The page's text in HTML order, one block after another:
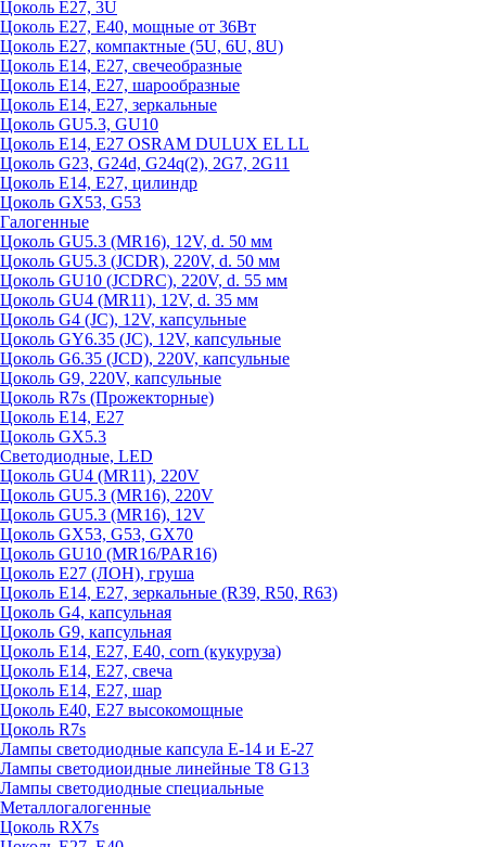
Цоколь Е27, 3U
Цоколь Е27, Е40, мощные от 36Вт
Цоколь Е27, компактные (5U, 6U, 8U)
Цоколь Е14, Е27, свечеобразные
Цоколь Е14, Е27, шарообразные
Цоколь Е14, Е27, зеркальные
Цоколь GU5.3, GU10
Цоколь Е14, Е27 OSRAM DULUX EL LL
Цоколь G23, G24d, G24q(2), 2G7, 2G11
Цоколь Е14, Е27, цилиндр
Цоколь GX53, G53
Галогенные
Цоколь GU5.3 (MR16), 12V, d. 50 мм
Цоколь GU5.3 (JCDR), 220V, d. 50 мм
Цоколь GU10 (JCDRC), 220V, d. 55 мм
Цоколь GU4 (MR11), 12V, d. 35 мм
Цоколь G4 (JC), 12V, капсульные
Цоколь GY6.35 (JC), 12V, капсульные
Цоколь G6.35 (JCD), 220V, капсульные
Цоколь G9, 220V, капсульные
Цоколь R7s (Прожекторные)
Цоколь E14, E27
Цоколь GX5.3
Светодиодные, LED
Цоколь GU4 (MR11), 220V
Цоколь GU5.3 (MR16), 220V
Цоколь GU5.3 (MR16), 12V
Цоколь GX53, G53, GX70
Цоколь GU10 (MR16/PAR16)
Цоколь Е27 (ЛОН), груша
Цоколь Е14, Е27, зеркальные (R39, R50, R63)
Цоколь G4, капсульная
Цоколь G9, капсульная
Цоколь Е14, Е27, Е40, corn (кукуруза)
Цоколь Е14, Е27, свеча
Цоколь Е14, Е27, шар
Цоколь Е40, Е27 высокомощные
Цоколь R7s
Лампы светодиодные капсула Е-14 и Е-27
Лампы светодиоидные линейные T8 G13
Лампы светодиодные специальные
Металлогалогенные
Цоколь RX7s